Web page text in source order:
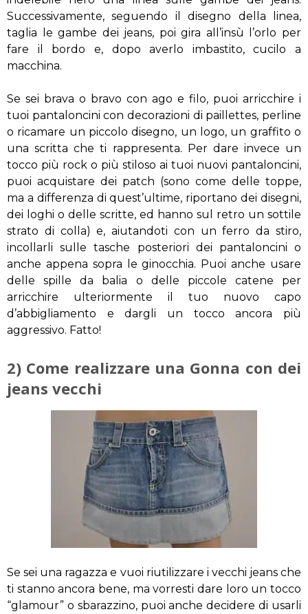
Successivamente, seguendo il disegno della linea,
taglia le gambe dei jeans, poi gira all’insù l’orlo per
fare il bordo e, dopo averlo imbastito, cucilo a
macchina.
Se sei brava o bravo con ago e filo, puoi arricchire i
tuoi pantaloncini con decorazioni di paillettes, perline
o ricamare un piccolo disegno, un logo, un graffito o
una scritta che ti rappresenta. Per dare invece un
tocco più rock o più stiloso ai tuoi nuovi pantaloncini,
puoi acquistare dei patch (sono come delle toppe,
ma a differenza di quest’ultime, riportano dei disegni,
dei loghi o delle scritte, ed hanno sul retro un sottile
strato di colla) e, aiutandoti con un ferro da stiro,
incollarli sulle tasche posteriori dei pantaloncini o
anche appena sopra le ginocchia. Puoi anche usare
delle spille da balia o delle piccole catene per
arricchire ulteriormente il tuo nuovo capo
d’abbigliamento e dargli un tocco ancora più
aggressivo. Fatto!
2) Come realizzare una Gonna con dei
jeans vecchi
Se sei una ragazza e vuoi riutilizzare i vecchi jeans che
ti stanno ancora bene, ma vorresti dare loro un tocco
“glamour” o sbarazzino, puoi anche decidere di usarli